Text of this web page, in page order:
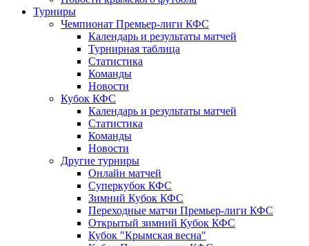
Турниры
Чемпионат Премьер-лиги КФС
Календарь и результаты матчей
Турнирная таблица
Статистика
Команды
Новости
Кубок КФС
Календарь и результаты матчей
Статистика
Команды
Новости
Другие турниры
Онлайн матчей
Суперкубок КФС
Зимний Кубок КФС
Переходные матчи Премьер-лиги КФС
Открытый зимний Кубок КФС
Кубок "Крымская весна"